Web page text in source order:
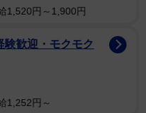
1,520円～1,900円
験歓迎・モクモク
1,252円～